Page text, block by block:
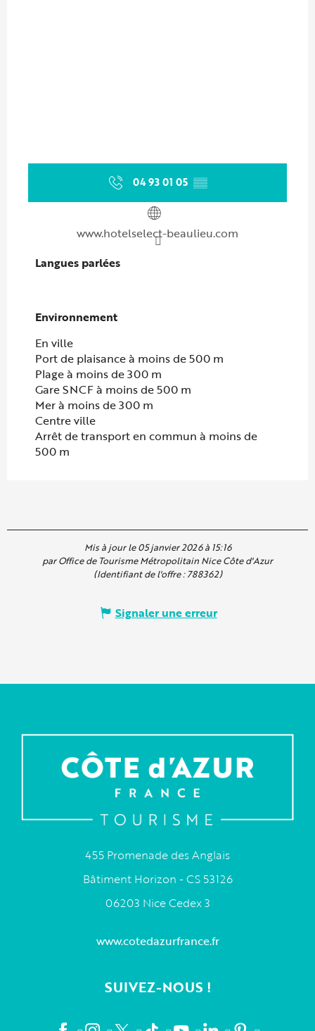
04 93 01 05 ▒▒
www.hotelselect-beaulieu.com
Langues parlées
Langues parlées
Environnement
Environnement
En ville
Port de plaisance à moins de 500 m
Plage à moins de 300 m
Gare SNCF à moins de 500 m
Mer à moins de 300 m
Centre ville
Arrêt de transport en commun à moins de
500 m
Mis à jour le 05 janvier 2026 à 15:16
par Office de Tourisme Métropolitain Nice Côte d'Azur
(Identifiant de l'offre :788362)
Signaler une erreur
455 Promenade des Anglais
Bâtiment Horizon - CS 53126
06203 Nice Cedex 3
www.cotedazurfrance.fr
SUIVEZ-NOUS !